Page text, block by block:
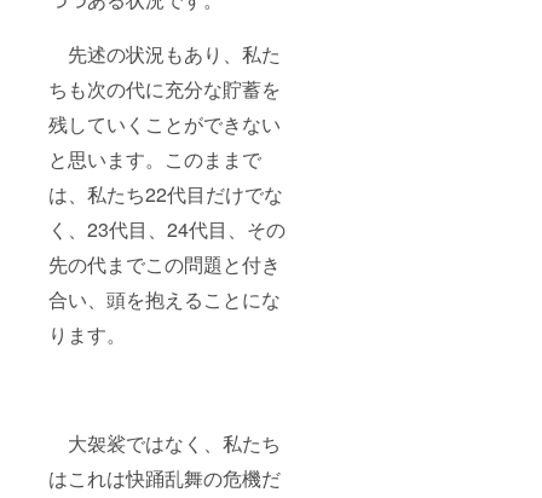
先述の状況もあり、私た
ちも次の代に充分な貯蓄を
残していくことができない
と思います。このままで
は、私たち22代目だけでな
く、23代目、24代目、その
先の代までこの問題と付き
合い、頭を抱えることにな
ります。
大袈裟ではなく、私たち
はこれは快踊乱舞の危機だ